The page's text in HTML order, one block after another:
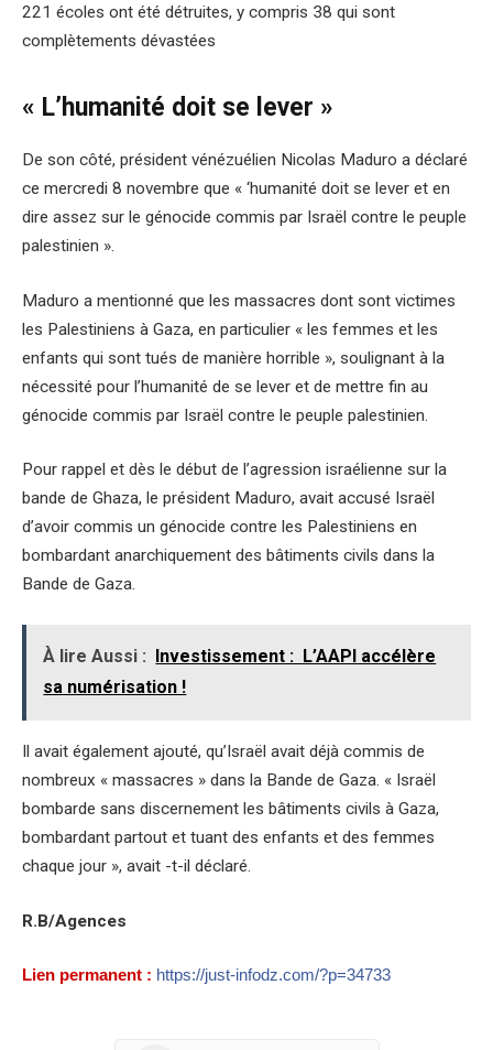
221 écoles ont été détruites, y compris 38 qui sont
complètements dévastées
« L’humanité doit se lever »
De son côté, président vénézuélien Nicolas Maduro a déclaré
ce mercredi 8 novembre que « ‘humanité doit se lever et en
dire assez sur le génocide commis par Israël contre le peuple
palestinien ».
Maduro a mentionné que les massacres dont sont victimes
les Palestiniens à Gaza, en particulier « les femmes et les
enfants qui sont tués de manière horrible », soulignant à la
nécessité pour l’humanité de se lever et de mettre fin au
génocide commis par Israël contre le peuple palestinien.
Pour rappel et dès le début de l’agression israélienne sur la
bande de Ghaza, le président Maduro, avait accusé Israël
d’avoir commis un génocide contre les Palestiniens en
bombardant anarchiquement des bâtiments civils dans la
Bande de Gaza.
À lire Aussi :
Investissement : L’AAPI accélère
sa numérisation !
Il avait également ajouté, qu’Israël avait déjà commis de
nombreux « massacres » dans la Bande de Gaza. « Israël
bombarde sans discernement les bâtiments civils à Gaza,
bombardant partout et tuant des enfants et des femmes
chaque jour », avait -t-il déclaré.
R.B/Agences
Lien permanent : https://just-infodz.com/?p=34733